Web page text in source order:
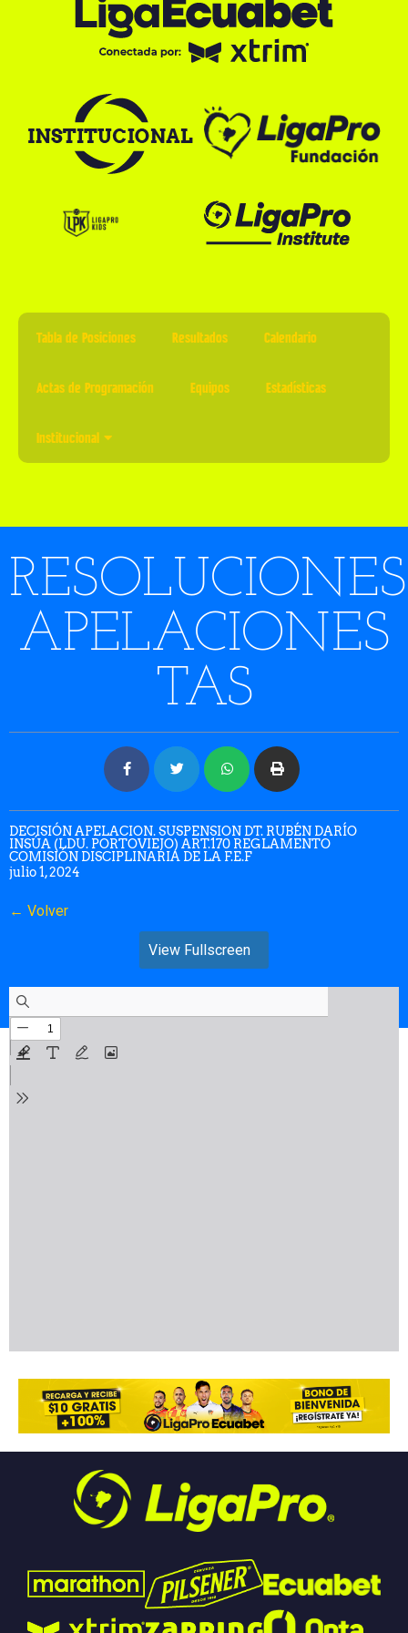
Tabla de Posiciones Resultados Calendario
Actas de Programación Equipos Estadísticas
Institucional
RESOLUCIONES
APELACIONES
TAS
DECISIÓN APELACION. SUSPENSION DT. RUBÉN DARÍO
INSÚA (LDU. PORTOVIEJO) ART.170 REGLAMENTO
COMISIÓN DISCIPLINARIA DE LA F.E.F
julio 1, 2024
← Volver
View Fullscreen